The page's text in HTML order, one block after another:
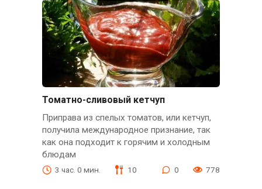
Томатно-сливовый кетчуп
Приправа из спелых томатов, или кетчуп,
получила международное признание, так
как она подходит к горячим и холодным
блюдам
3 час. 0 мин. 10 0 778